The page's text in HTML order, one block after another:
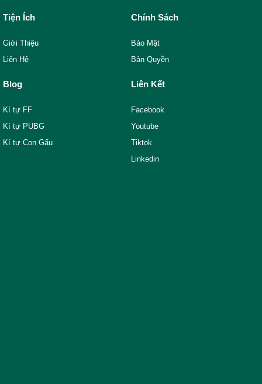
Tiện Ích
Giới Thiệu
Liên Hệ
Chính Sách
Bảo Mật
Bản Quyền
Blog
Kí tự FF
Kí tự PUBG
Kí tự Con Gấu
Liên Kết
Facebook
Youtube
Tiktok
Linkedin